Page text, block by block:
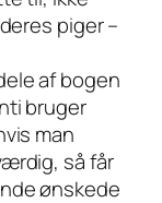
piger –
af bogen
bruger
man
så får
ønskede